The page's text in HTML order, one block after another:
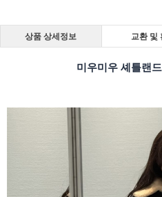
상품 상세정보 교환 및
미우미우 셰틀랜